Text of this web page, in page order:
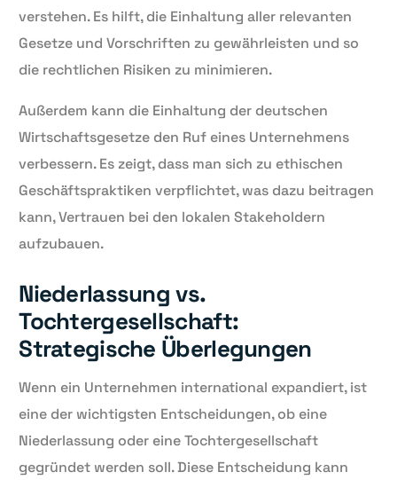
verstehen. Es hilft, die Einhaltung aller relevanten
Gesetze und Vorschriften zu gewährleisten und so
die rechtlichen Risiken zu minimieren.
Außerdem kann die Einhaltung der deutschen
Wirtschaftsgesetze den Ruf eines Unternehmens
verbessern. Es zeigt, dass man sich zu ethischen
Geschäftspraktiken verpflichtet, was dazu beitragen
kann, Vertrauen bei den lokalen Stakeholdern
aufzubauen.
Niederlassung vs.
Tochtergesellschaft:
Strategische Überlegungen
Wenn ein Unternehmen international expandiert, ist
eine der wichtigsten Entscheidungen, ob eine
Niederlassung oder eine Tochtergesellschaft
gegründet werden soll. Diese Entscheidung kann